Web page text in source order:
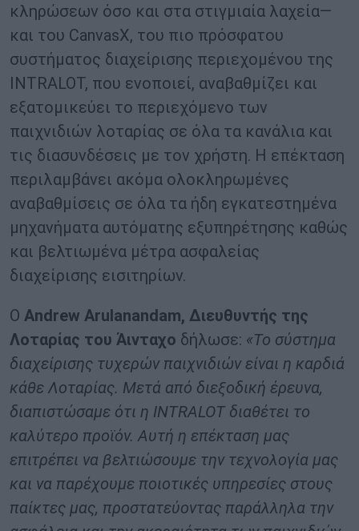
κληρώσεων όσο και στα στιγμιαία λαχεία—
και του CanvasX, του πιο πρόσφατου
συστήματος διαχείρισης περιεχομένου της
INTRALOT, που ενοποιεί, αναβαθμίζει και
εξατομικεύει το περιεχόμενο των
παιχνιδιών λοταρίας σε όλα τα κανάλια και
τις διασυνδέσεις με τον χρήστη. Η επέκταση
περιλαμβάνει ακόμα ολοκληρωμένες
αναβαθμίσεις σε όλα τα ήδη εγκατεστημένα
μηχανήματα αυτόματης εξυπηρέτησης καθώς
και βελτιωμένα μέτρα ασφαλείας
διαχείρισης εισιτηρίων.
Ο Andrew Arulanandam, Διευθυντής της
Λοταρίας του Άινταχο δήλωσε: «Το σύστημα
διαχείρισης τυχερών παιχνιδιών είναι η καρδιά
κάθε Λοταρίας. Μετά από διεξοδική έρευνα,
διαπιστώσαμε ότι η INTRALOT διαθέτει το
καλύτερο προϊόν. Αυτή η επέκταση μας
επιτρέπει να βελτιώσουμε την τεχνολογία μας
και να παρέχουμε ποιοτικές υπηρεσίες στους
παίκτες μας, προστατεύοντας παράλληλα την